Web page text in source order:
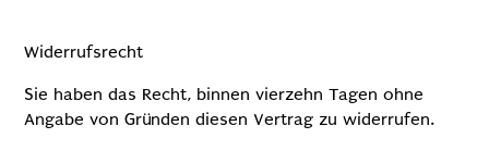
Widerrufsrecht
Sie haben das Recht, binnen vierzehn Tagen ohne
Angabe von Gründen diesen Vertrag zu widerrufen.